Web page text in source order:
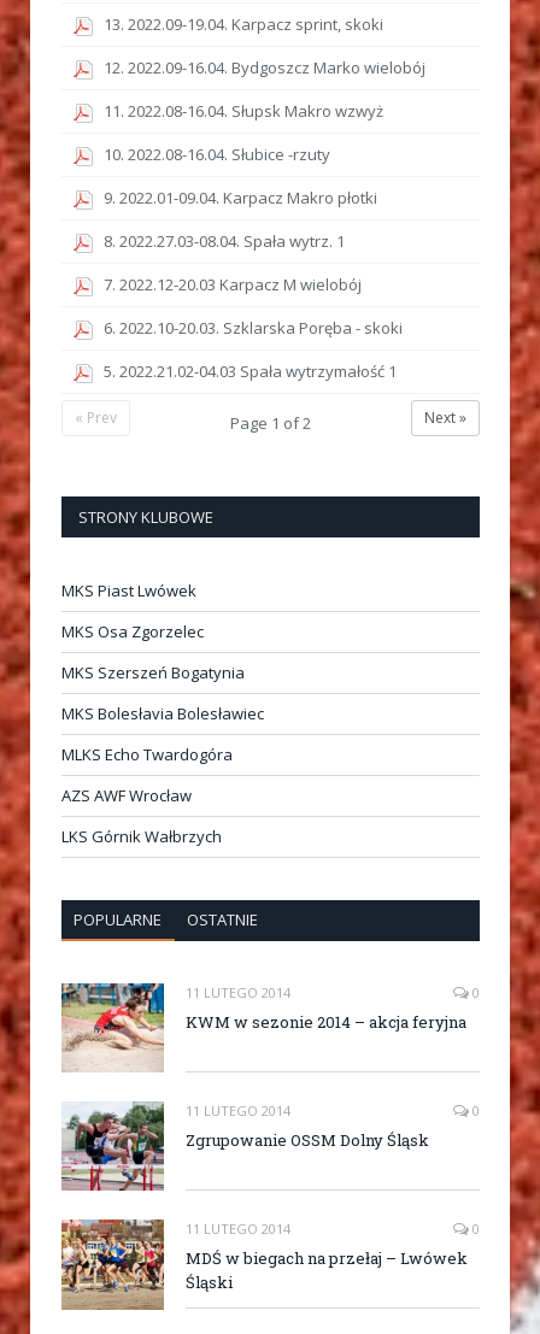
13. 2022.09-19.04. Karpacz sprint, skoki
12. 2022.09-16.04. Bydgoszcz Marko wielobój
11. 2022.08-16.04. Słupsk Makro wzwyż
10. 2022.08-16.04. Słubice -rzuty
9. 2022.01-09.04. Karpacz Makro płotki
8. 2022.27.03-08.04. Spała wytrz. 1
7. 2022.12-20.03 Karpacz M wielobój
6. 2022.10-20.03. Szklarska Poręba - skoki
5. 2022.21.02-04.03 Spała wytrzymałość 1
Next »
Page 1 of2
« Prev
STRONY KLUBOWE
MKS Piast Lwówek
MKS Osa Zgorzelec
MKS Szerszeń Bogatynia
MKS Bolesłavia Bolesławiec
MLKS Echo Twardogóra
AZS AWF Wrocław
LKS Górnik Wałbrzych
POPULARNE OSTATNIE
11 LUTEGO 2014 0
KWM w sezonie 2014 – akcja feryjna
11 LUTEGO 2014 0
Zgrupowanie OSSM Dolny Śląsk
11 LUTEGO 2014 0
MDŚ w biegach na przełaj – Lwówek
Śląski